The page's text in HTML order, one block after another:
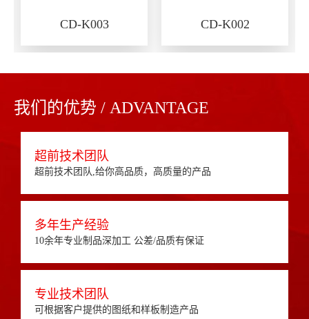
CD-K003 CD-K002
我们的优势 / ADVANTAGE
超前技术团队
超前技术团队,给你高品质，高质量的产品
多年生产经验
10余年专业制品深加工 公差/品质有保证
专业技术团队
可根据客户提供的图纸和样板制造产品